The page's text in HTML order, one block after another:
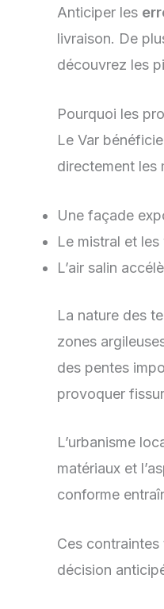
Anticiper les
livraison. De
découvrez les
Pourquoi les
Le Var
directement les
Une façade
Le mistral et
L’air salin
La nature des
zones
des pentes
provoquer
L’urbanisme
matériaux et
conforme
Ces
décision